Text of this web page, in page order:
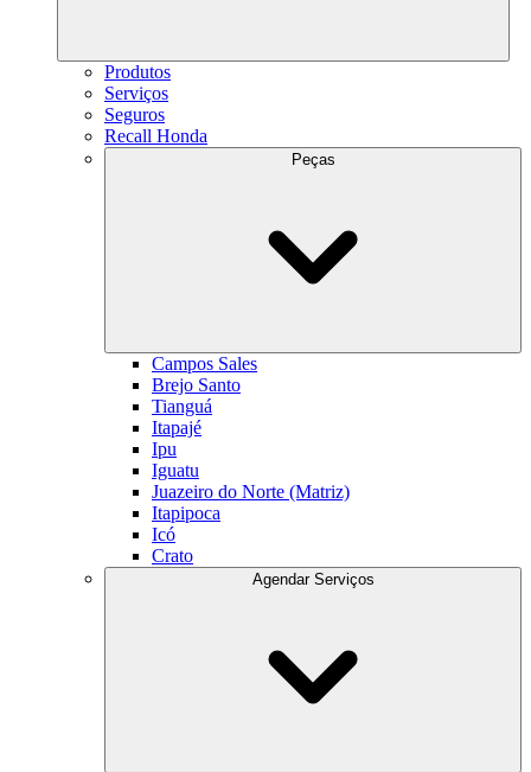
Produtos
Serviços
Seguros
Recall Honda
Campos Sales
Brejo Santo
Tianguá
Itapajé
Ipu
Iguatu
Juazeiro do Norte (Matriz)
Itapipoca
Icó
Crato